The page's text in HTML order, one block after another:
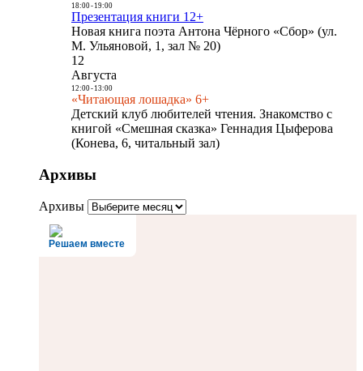
18:00- 19:00
Презентация книги 12+
Новая книга поэта Антона Чёрного «Сбор» (ул.
М. Ульяновой, 1, зал № 20)
12
Августа
12:00- 13:00
«Читающая лошадка» 6+
Детский клуб любителей чтения. Знакомство с
книгой «Смешная сказка» Геннадия Цыферова
(Конева, 6, читальный зал)
Архивы
Архивы
Решаем вместе